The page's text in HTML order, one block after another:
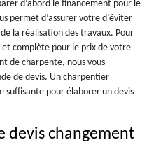
d’abord le financement pour le
permet d’assurer votre d’éviter
la réalisation des travaux. Pour
et complète pour le prix de votre
de charpente, nous vous
de devis. Un charpentier
suffisante pour élaborer un devis
devis changement